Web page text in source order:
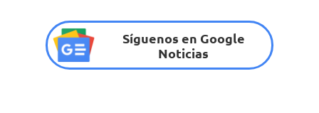
Síguenos en Google
Noticias